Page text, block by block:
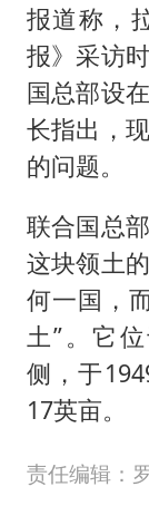
报道称，
报》采访
国总部设
长指出，
的问题。
联合国总
这块领土
何一国，
土”。它
侧，于
17英亩。
责任编辑：